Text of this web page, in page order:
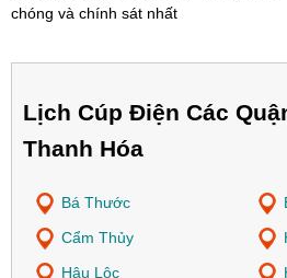
chóng và chính sát nhất
Lịch Cúp Điện Các
Thanh Hóa
Bá Thước
Cẩm Thủy
Hậu Lộc